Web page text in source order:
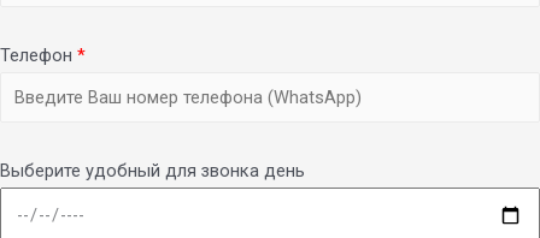
Телефон *
Выберите удобный для звонка день